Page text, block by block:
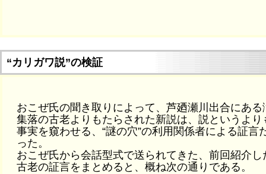
“カリガワ説”の検証
おこぜ氏の聞き取りによって、芦廼瀬川出合にある
集落の古老よりもたらされた新説は、説というより
事実を窺わせる、“謎の穴”の利用関係者による証言
った。
おこぜ氏から会話型式で送られてきた、前回紹介し
古老の証言をまとめると、概ね次の通りである。